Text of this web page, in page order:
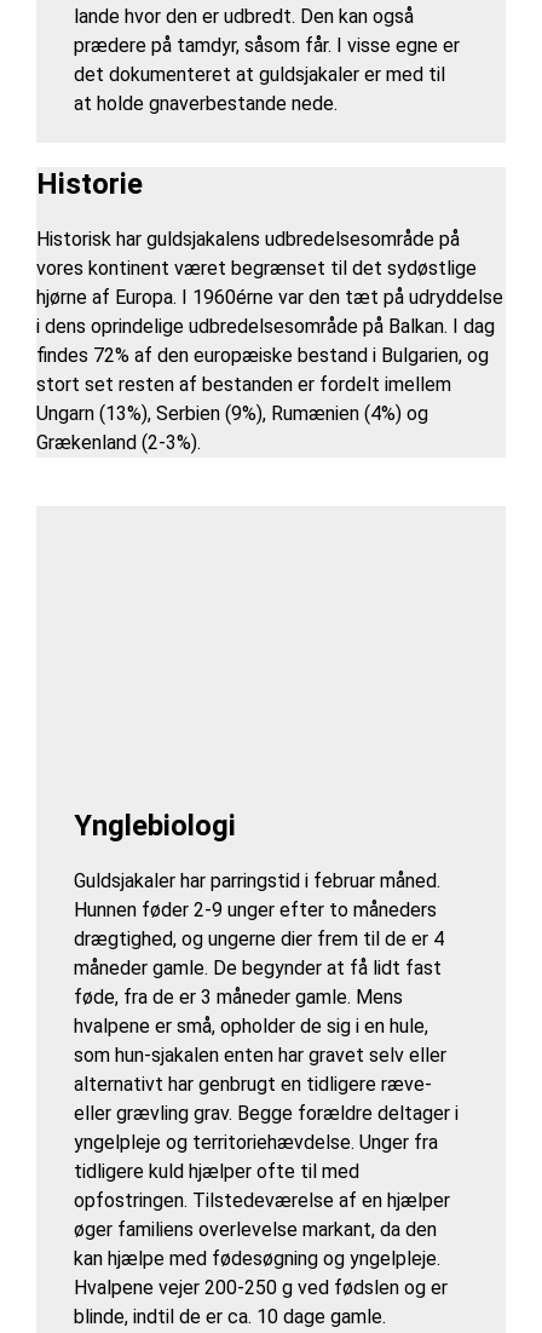
lande hvor den er udbredt. Den kan også
prædere på tamdyr, såsom får. I visse egne er
det dokumenteret at guldsjakaler er med til
at holde gnaverbestande nede.
Historie
Historisk har guldsjakalens udbredelsesområde på
vores kontinent været begrænset til det sydøstlige
hjørne af Europa. I 1960érne var den tæt på udryddelse
i dens oprindelige udbredelsesområde på Balkan. I dag
findes 72% af den europæiske bestand i Bulgarien, og
stort set resten af bestanden er fordelt imellem
Ungarn (13%), Serbien (9%), Rumænien (4%) og
Grækenland (2-3%).
Ynglebiologi
Guldsjakaler har parringstid i februar måned.
Hunnen føder 2-9 unger efter to måneders
drægtighed, og ungerne dier frem til de er 4
måneder gamle. De begynder at få lidt fast
føde, fra de er 3 måneder gamle. Mens
hvalpene er små, opholder de sig i en hule,
som hun-sjakalen enten har gravet selv eller
alternativt har genbrugt en tidligere ræve-
eller grævling grav. Begge forældre deltager i
yngelpleje og territoriehævdelse. Unger fra
tidligere kuld hjælper ofte til med
opfostringen. Tilstedeværelse af en hjælper
øger familiens overlevelse markant, da den
kan hjælpe med fødesøgning og yngelpleje.
Hvalpene vejer 200-250 g ved fødslen og er
blinde, indtil de er ca. 10 dage gamle.